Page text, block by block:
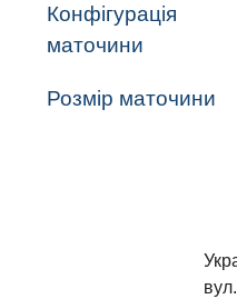
Конфігурація
маточини
Розмір маточини